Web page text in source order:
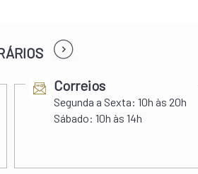
Correios
Segunda a Sexta: 10h às 20h
Sábado: 10h às 14h